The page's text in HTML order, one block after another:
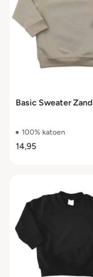
Basic Sweater Zand
100% katoen
14,95